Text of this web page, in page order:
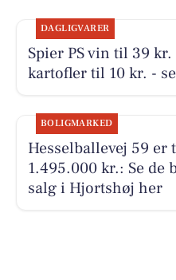
DAGLIGVARER
Spier PS vin til 39
kartofler til 10 kr. -
BOLIGMARKED
Hesselballevej 59
1.495.000 kr.: Se
salg i Hjortshøj her